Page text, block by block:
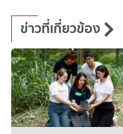
ข่าวที่เกี่ยวข้อง